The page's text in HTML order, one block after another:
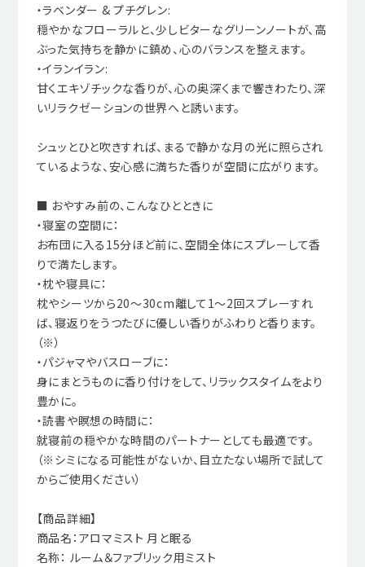
・ラベンダー & プチグレン:
穏やかなフローラルと、少しビターなグリーンノートが、高
ぶった気持ちを静かに鎮め、心のバランスを整えます。
・イランイラン:
甘くエキゾチックな香りが、心の奥深くまで響きわたり、深
いリラクゼーションの世界へと誘います。
シュッとひと吹きすれば、まるで静かな月の光に照らされ
ているような、安心感に満ちた香りが空間に広がります。
■ おやすみ前の、こんなひとときに
・寝室の空間に：
お布団に入る15分ほど前に、空間全体にスプレーして香
りで満たします。
・枕や寝具に：
枕やシーツから20～30cm離して1～2回スプレーすれ
ば、寝返りをうつたびに優しい香りがふわりと香ります。
（※）
・パジャマやバスローブに：
身にまとうものに香り付けをして、リラックスタイムをより
豊かに。
・読書や瞑想の時間に：
就寝前の穏やかな時間のパートナーとしても最適です。
（※シミになる可能性がないか、目立たない場所で試して
からご使用ください）
【商品詳細】
商品名：アロマミスト 月と眠る
名称： ルーム＆ファブリック用ミスト